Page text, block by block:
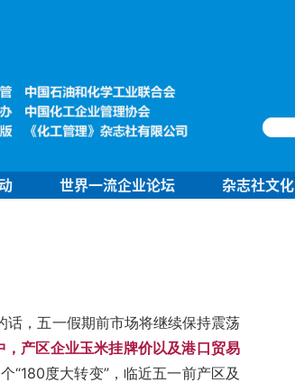
世界一流企业论坛 杂志社文化
，五一假期前市场将继续保持震荡
，产区企业玉米挂牌价以及港口贸易
“180度大转变”，临近五一前产区及